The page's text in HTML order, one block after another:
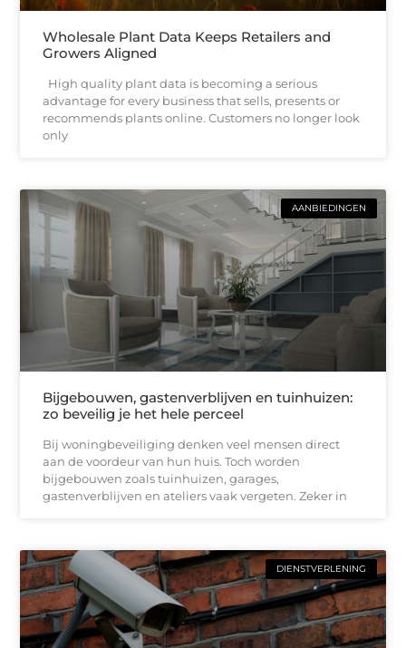
Wholesale Plant Data Keeps Retailers and
Growers Aligned
High quality plant data is becoming a serious
advantage for every business that sells, presents or
recommends plants online. Customers no longer look
only
AANBIEDINGEN
Bijgebouwen, gastenverblijven en tuinhuizen:
zo beveilig je het hele perceel
Bij woningbeveiliging denken veel mensen direct
aan de voordeur van hun huis. Toch worden
bijgebouwen zoals tuinhuizen, garages,
gastenverblijven en ateliers vaak vergeten. Zeker in
DIENSTVERLENING